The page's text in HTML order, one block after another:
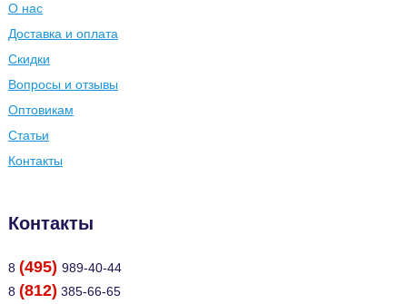
О нас
Доставка и оплата
Скидки
Вопросы и отзывы
Оптовикам
Статьи
Контакты
Контакты
8 (495) 989-40-44
8 (812) 385-66-65